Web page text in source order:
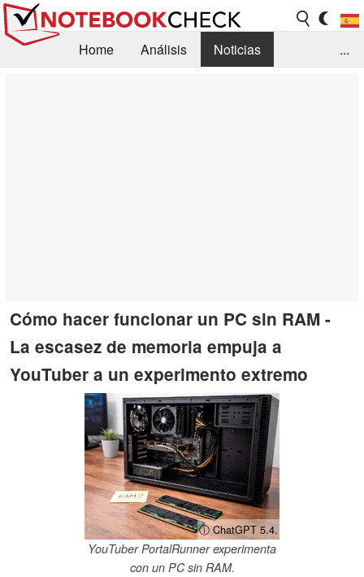
Home Análisis
Noticias
...
Cómo hacer funcionar un PC sin RAM -
La escasez de memoria empuja a
YouTuber a un experimento extremo
ⓘ ChatGPT 5.4.
YouTuber PortalRunner experimenta
con un PC sin RAM.